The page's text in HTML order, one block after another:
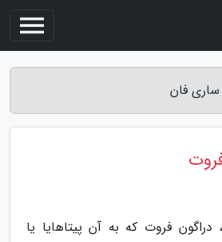
فان
فروت که به آن پیتاهایا یا